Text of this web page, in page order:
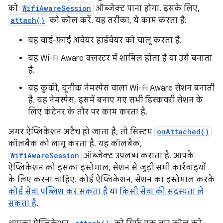
को WifiAwareSession ऑब्जेक्ट पाना होगा. इसके लिए,
attach() को कॉल करें. यह तरीका, ये काम करता है:
यह वाई-फ़ाई अवेयर हार्डवेयर को चालू करता है.
यह Wi-Fi Aware क्लस्टर में शामिल होता है या उसे बनाता
है.
यह कुकी, यूनीक नेमस्पेस वाला Wi-Fi Aware सेशन बनाती
है. यह नेमस्पेस, इसमें बनाए गए सभी डिस्कवरी सेशन के
लिए कंटेनर के तौर पर काम करता है.
अगर ऐप्लिकेशन अटैच हो जाता है, तो सिस्टम onAttached()
कॉलबैक को लागू करता है. यह कॉलबैक,
WifiAwareSession ऑब्जेक्ट उपलब्ध कराता है. आपके
ऐप्लिकेशन को इसका इस्तेमाल, सेशन से जुड़ी सभी कार्रवाइयों
के लिए करना चाहिए. कोई ऐप्लिकेशन, सेशन का इस्तेमाल करके
कोई सेवा पब्लिश कर सकता है या किसी सेवा की सदस्यता ले
सकता है.